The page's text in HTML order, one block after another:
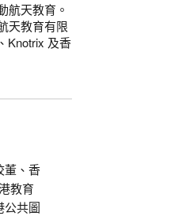
航天教育。
天教育有限
Knotrix 及香
董、香
教育
公共圖